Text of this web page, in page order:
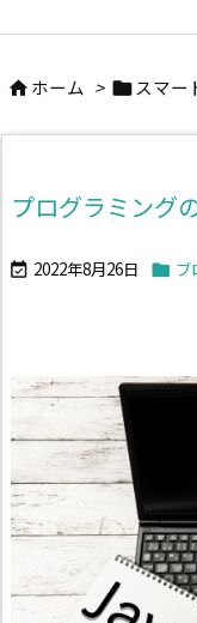
 ホーム >  スマー
プログラミング
 2022年8月26日  ブ